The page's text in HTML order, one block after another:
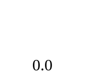
0.0